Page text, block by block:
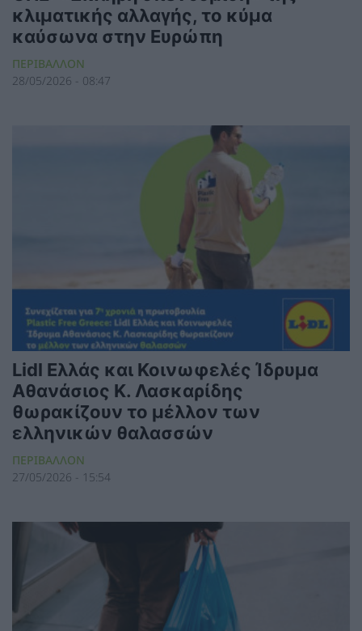
κλιματικής αλλαγής, το κύμα
καύσωνα στην Ευρώπη
ΠΕΡΙΒΑΛΛΟΝ
28/05/2026 - 08:47
Lidl Ελλάς και Κοινωφελές Ίδρυμα
Αθανάσιος Κ. Λασκαρίδης
θωρακίζουν το μέλλον των
ελληνικών θαλασσών
ΠΕΡΙΒΑΛΛΟΝ
27/05/2026 - 15:54